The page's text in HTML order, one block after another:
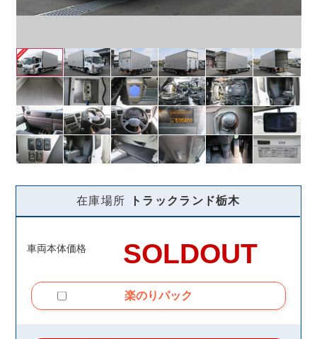
在庫場所 トラックランド栃木
車両本体価格 SOLDOUT
楽のりパック